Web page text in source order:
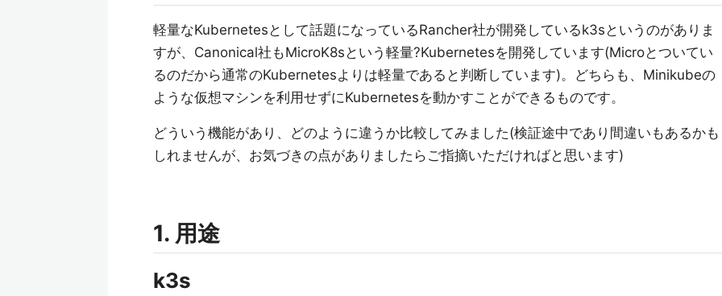
軽量なKubernetesとして話題になっているRancher社が開発しているk3sというのがありま
すが、Canonical社もMicroK8sという軽量?Kubernetesを開発しています(Microとついてい
るのだから通常のKubernetesよりは軽量であると判断しています)。どちらも、Minikubeの
ような仮想マシンを利用せずにKubernetesを動かすことができるものです。
どういう機能があり、どのように違うか比較してみました(検証途中であり間違いもあるかも
しれませんが、お気づきの点がありましたらご指摘いただければと思います)
1. 用途
k3s